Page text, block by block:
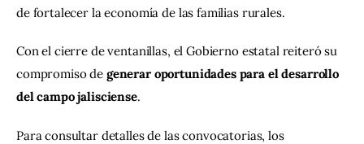
de fortalecer la economía de las familias rurales.
Con el cierre de ventanillas, el Gobierno estatal reiteró su
compromiso de generar oportunidades para el desarrollo
del campo jalisciense.
Para consultar detalles de las convocatorias, los